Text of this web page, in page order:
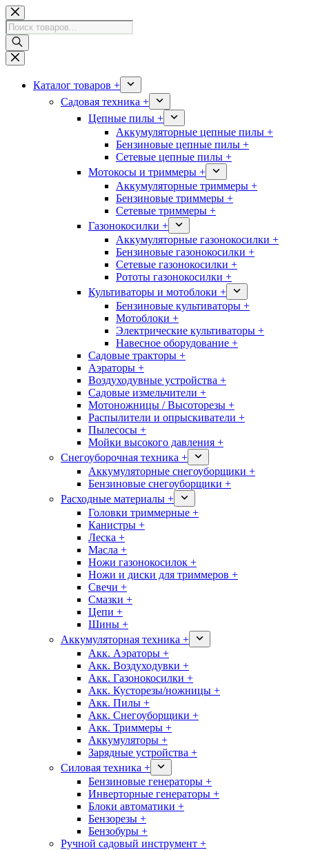
Перейти
к
сути
Поиск
товаров
Каталог товаров +
Садовая техника +
Цепные пилы +
Аккумуляторные цепные пилы +
Бензиновые цепные пилы +
Сетевые цепные пилы +
Мотокосы и триммеры +
Аккумуляторные триммеры +
Бензиновые триммеры +
Сетевые триммеры +
Газонокосилки +
Аккумуляторные газонокосилки +
Бензиновые газонокосилки +
Сетевые газонокосилки +
Рототы газонокосилки +
Культиваторы и мотоблоки +
Бензиновые культиваторы +
Мотоблоки +
Электрические культиваторы +
Навесное оборудование +
Садовые тракторы +
Аэраторы +
Воздуходувные устройства +
Садовые измельчители +
Мотоножницы / Высоторезы +
Распылители и опрыскиватели +
Пылесосы +
Мойки высокого давления +
Снегоуборочная техника +
Аккумуляторные снегоуборщики +
Бензиновые снегоуборщики +
Расходные материалы +
Головки триммерные +
Канистры +
Леска +
Масла +
Ножи газонокосилок +
Ножи и диски для триммеров +
Свечи +
Смазки +
Цепи +
Шины +
Аккумуляторная техника +
Акк. Аэраторы +
Акк. Воздуходувки +
Акк. Газонокосилки +
Акк. Кусторезы/ножницы +
Акк. Пилы +
Акк. Снегоуборщики +
Акк. Триммеры +
Аккумуляторы +
Зарядные устройства +
Силовая техника +
Бензиновые генераторы +
Инверторные генераторы +
Блоки автоматики +
Бензорезы +
Бензобуры +
Ручной садовый инструмент +